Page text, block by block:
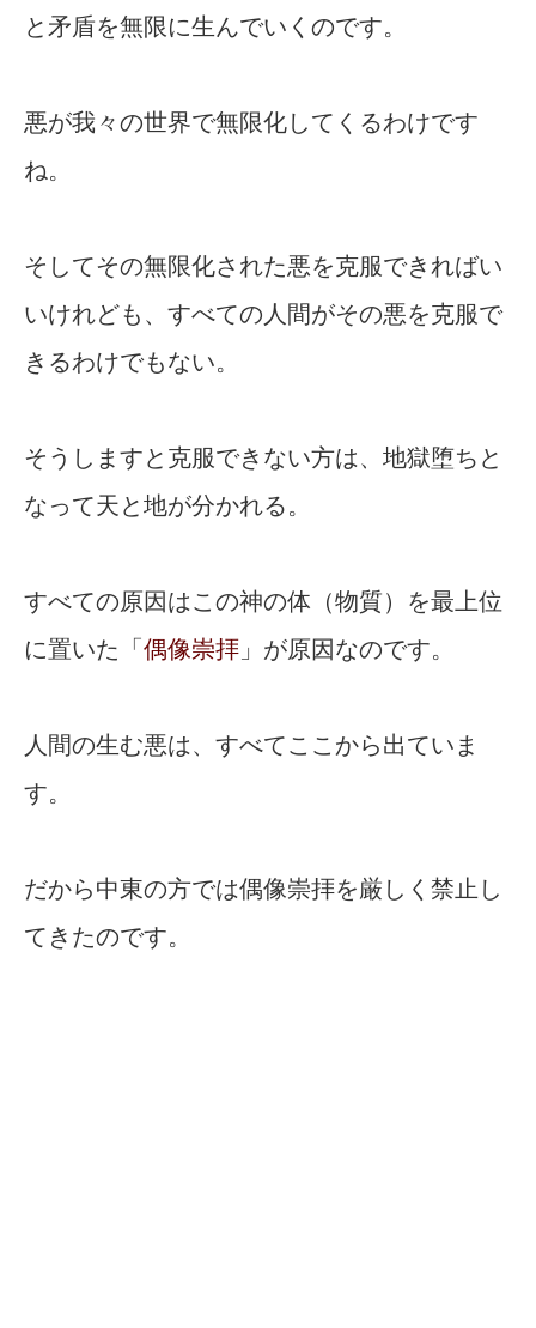
と矛盾を無限に生んでいくのです。
悪が我々の世界で無限化してくるわけです
ね。
そしてその無限化された悪を克服できればい
いけれども、すべての人間がその悪を克服で
きるわけでもない。
そうしますと克服できない方は、地獄堕ちと
なって天と地が分かれる。
すべての原因はこの神の体（物質）を最上位
に置いた「 偶像崇拝 」が原因なのです。
人間の生む悪は、すべてここから出ていま
す。
だから中東の方では偶像崇拝を厳しく禁止し
てきたのです。